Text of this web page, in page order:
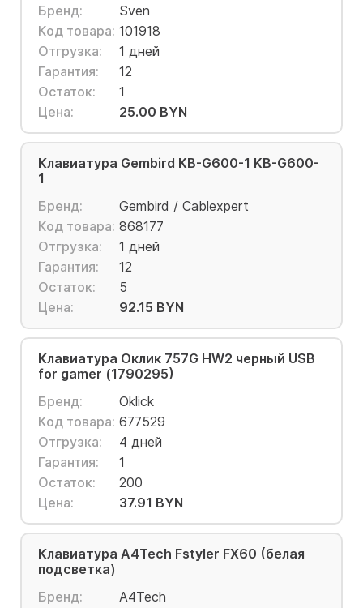
Бренд:
Sven
Код товара: 101918
Отгрузка:
1 дней
Гарантия:
12
Остаток:
1
Цена:
25.00 BYN
Клавиатура Gembird KB-G600-1 KB-G600-
1
Бренд:
Gembird / Cablexpert
Код товара: 868177
Отгрузка:
1 дней
Гарантия:
12
Остаток:
5
Цена:
92.15 BYN
Клавиатура Оклик 757G HW2 черный USB
for gamer (1790295)
Бренд:
Oklick
Код товара: 677529
Отгрузка:
4 дней
Гарантия:
1
Остаток:
200
Цена:
37.91 BYN
Клавиатура A4Tech Fstyler FX60 (белая
подсветка)
Бренд:
A4Tech